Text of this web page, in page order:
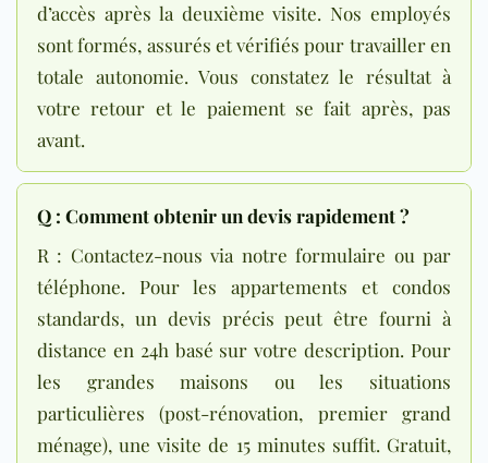
d’accès après la deuxième visite. Nos employés
sont formés, assurés et vérifiés pour travailler en
totale autonomie. Vous constatez le résultat à
votre retour et le paiement se fait après, pas
avant.
Q : Comment obtenir un devis rapidement ?
R : Contactez-nous via notre formulaire ou par
téléphone. Pour les appartements et condos
standards, un devis précis peut être fourni à
distance en 24h basé sur votre description. Pour
les grandes maisons ou les situations
particulières (post-rénovation, premier grand
ménage), une visite de 15 minutes suffit. Gratuit,